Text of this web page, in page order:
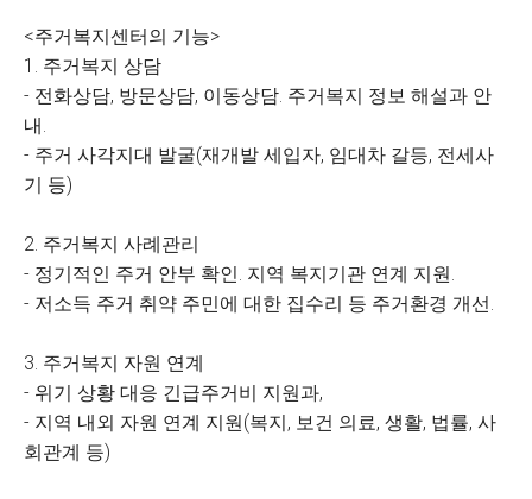
<주거복지센터의 기능>
1. 주거복지 상담
- 전화상담, 방문상담, 이동상담. 주거복지 정보 해설과 안
내.
- 주거 사각지대 발굴(재개발 세입자, 임대차 갈등, 전세사
기 등)
2. 주거복지 사례관리
- 정기적인 주거 안부 확인. 지역 복지기관 연계 지원.
- 저소득 주거 취약 주민에 대한 집수리 등 주거환경 개선.
3. 주거복지 자원 연계
- 위기 상황 대응 긴급주거비 지원과,
- 지역 내외 자원 연계 지원(복지, 보건 의료, 생활, 법률, 사
회관계 등)